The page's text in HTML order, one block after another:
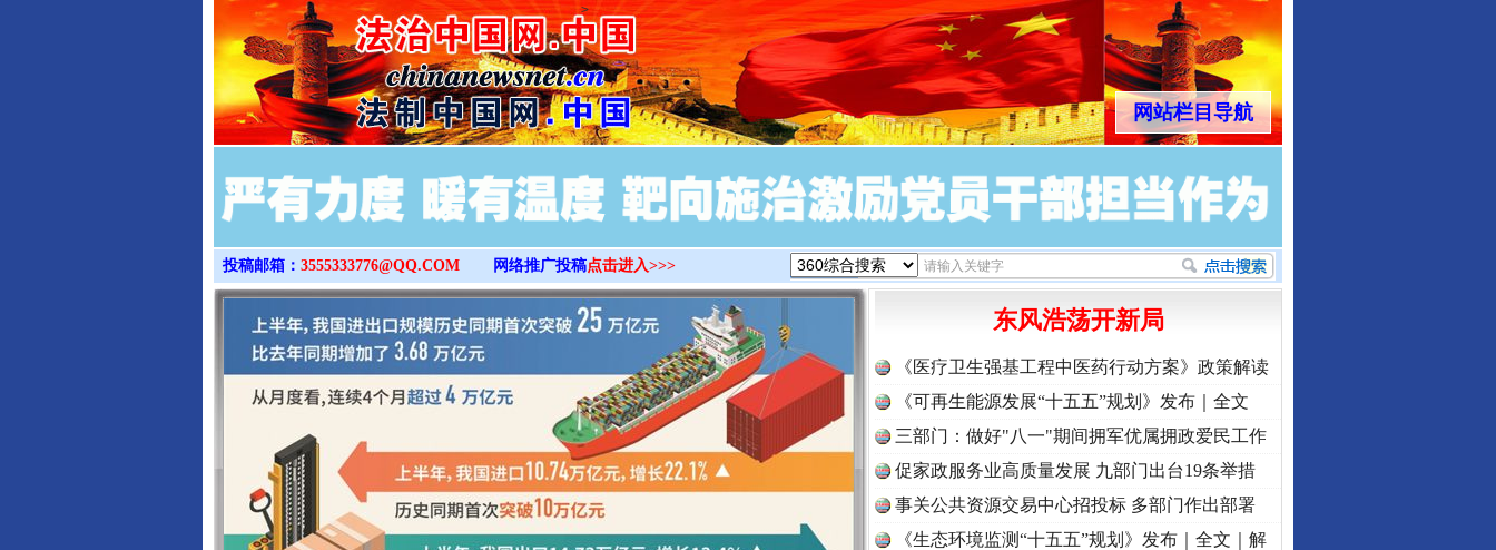
>
网站栏目导航
投稿邮箱： 3555333776@QQ.COM 网络推广投稿点击进入>>>
东风浩荡开新局
《医疗卫生强基工程中医药行动方案》政策解读
《可再生能源发展“十五五”规划》发布｜全文
三部门：做好"八一"期间拥军优属拥政爱民工作
促家政服务业高质量发展 九部门出台19条举措
事关公共资源交易中心招投标 多部门作出部署
《生态环境监测“十五五”规划》发布｜全文｜解